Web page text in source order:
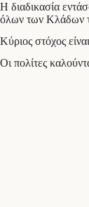
Η διαδικασία
όλων των Κλάδων
Κύριος στόχος
Οι πολίτες